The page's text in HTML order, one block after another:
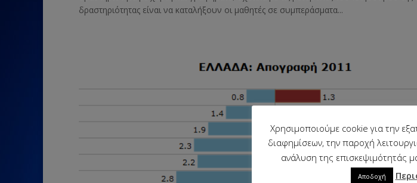
δραστηριότητας είναι να καταλήξουν οι μαθητές σε συμπεράσματα...
Χρησιμοποιούμε cookie για την
διαφημίσεων, την παροχή
ανάλυση της επισκεψιμότητάς
Αποδοχή